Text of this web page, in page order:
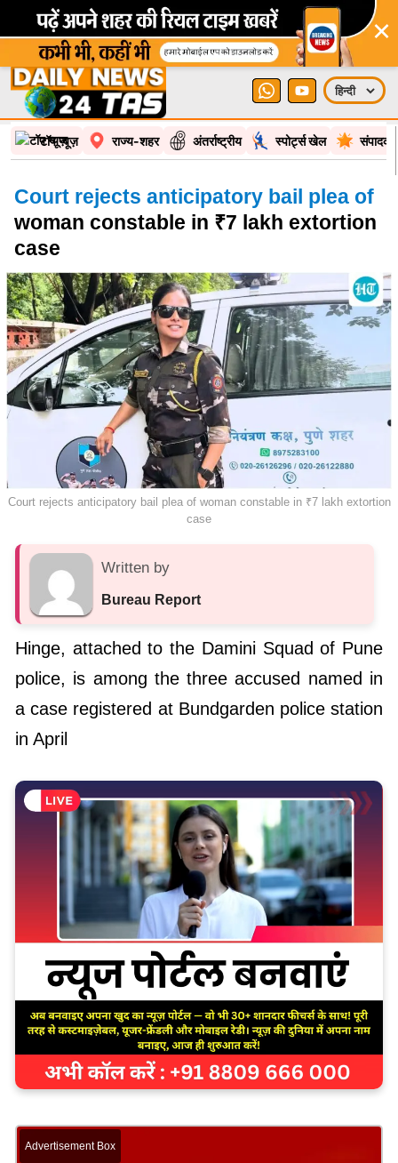
×
टॉप न्यूज़ राज्य-शहर अंतर्राष्ट्रीय स्पोर्ट्स खेल
Court rejects anticipatory bail plea of
woman constable in ₹7 lakh extortion
case
Court rejects anticipatory bail plea of woman constable in ₹7 lakh extortion
case
Written by
Bureau Report
Hinge, attached to the Damini Squad of Pune
police, is among the three accused named in
a case registered at Bundgarden police station
in April
Advertisement Box